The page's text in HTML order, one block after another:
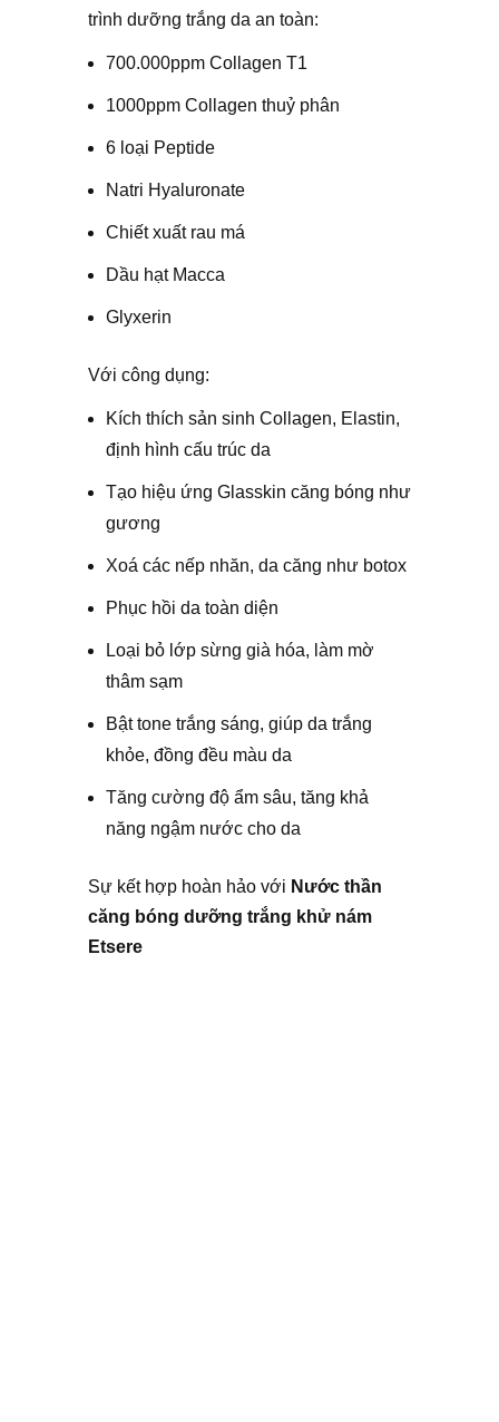
trình dưỡng trắng da an toàn:
700.000ppm Collagen T1
1000ppm Collagen thuỷ phân
6 loại Peptide
Natri Hyaluronate
Chiết xuất rau má
Dầu hạt Macca
Glyxerin
Với công dụng:
Kích thích sản sinh Collagen, Elastin,
định hình cấu trúc da
Tạo hiệu ứng Glasskin căng bóng như
gương
Xoá các nếp nhăn, da căng như botox
Phục hồi da toàn diện
Loại bỏ lớp sừng già hóa, làm mờ
thâm sạm
Bật tone trắng sáng, giúp da trắng
khỏe, đồng đều màu da
Tăng cường độ ẩm sâu, tăng khả
năng ngậm nước cho da
Sự kết hợp hoàn hảo với Nước thần
căng bóng dưỡng trắng khử nám
Etsere